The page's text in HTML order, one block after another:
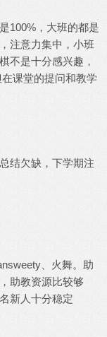
100%，大班的都是
注意力集中，小班
不是十分感兴趣，
课堂的提问和教学
结欠缺，下学期注
、火舞。助
助教资源比较够
新人十分稳定